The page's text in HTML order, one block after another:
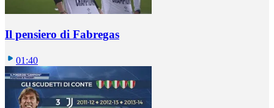
Il pensiero di Fabregas
01:40